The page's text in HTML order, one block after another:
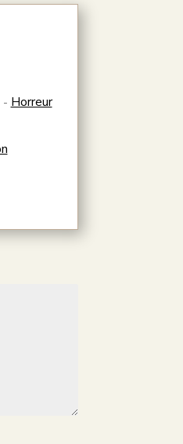
- Horreur